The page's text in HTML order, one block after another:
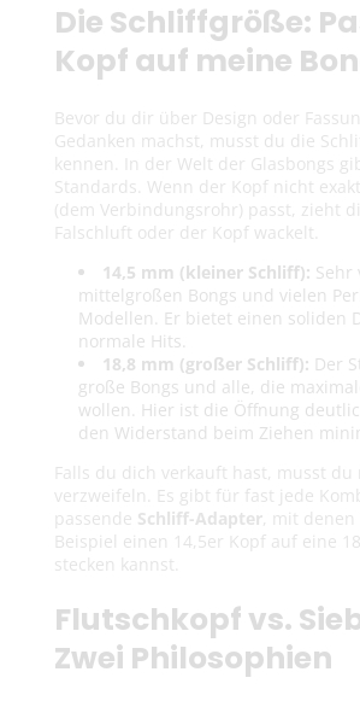
Die Schliffgröße:
Kopf auf meine
Bevor du dir über Design oder
Gedanken machst, musst du die
kennen. In der Welt der Glasbongs
Standards. Wenn der Kopf nicht
(dem Verbindungsrohr) passt, zieht
Falschluft oder der Kopf wackelt.
14,5 mm (kleiner Schliff): Sehr
mittelgroßen Bongs und vielen
Modellen. Er bietet einen soliden
normale Hits.
18,8 mm (großer Schliff): Der
große Bongs und alle, die
wollen. Hier ist die Öffnung
den Widerstand beim Ziehen
Falls du dich verkauft hast, musst du
verzweifeln. Es gibt für fast jede
passende Schliff-Adapter, mit denen
Beispiel einen 14,5er Kopf auf eine
stecken kannst.
Flutschkopf vs.
Zwei Philosophien